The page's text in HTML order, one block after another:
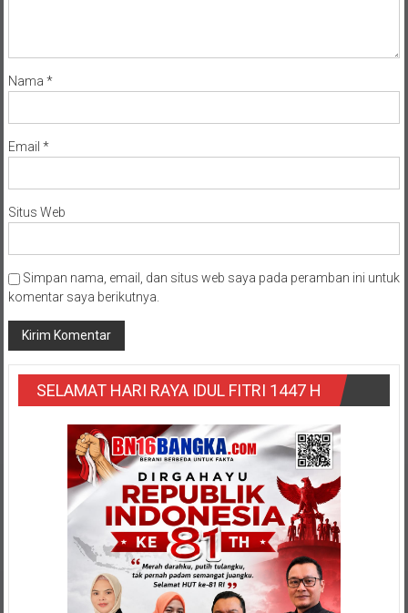
Nama *
Email *
Situs Web
Simpan nama, email, dan situs web saya pada peramban ini untuk
komentar saya berikutnya.
SELAMAT HARI RAYA IDUL FITRI 1447 H